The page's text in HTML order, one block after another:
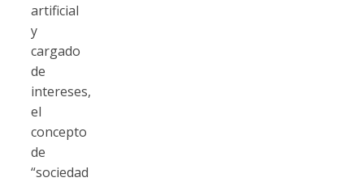
artificial
y
cargado
de
intereses,
el
concepto
de
“sociedad